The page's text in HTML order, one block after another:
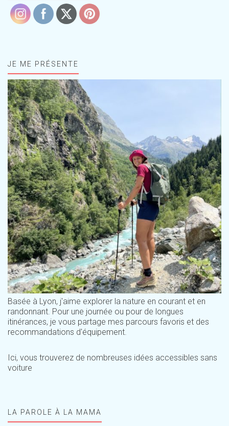
JE ME PRÉSENTE
Basée à Lyon, j'aime explorer la nature en courant et en
randonnant. Pour une journée ou pour de longues
itinérances, je vous partage mes parcours favoris et des
recommandations d'équipement.
Ici, vous trouverez de nombreuses idées accessibles sans
voiture
LA PAROLE À LA MAMA